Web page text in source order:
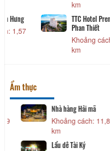
Khách sạn Phương
Hưng
Ẩm thực
Cơm Niêu Panda
Khoảng cách: 1,67
Tobi Koi Sushi